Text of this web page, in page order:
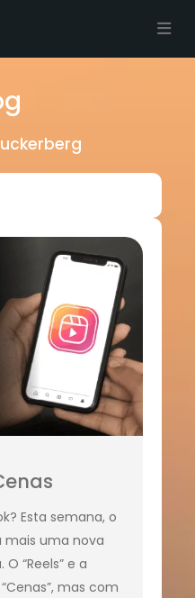
Esta semana, o
mais uma nova
“Reels” e a
mas com